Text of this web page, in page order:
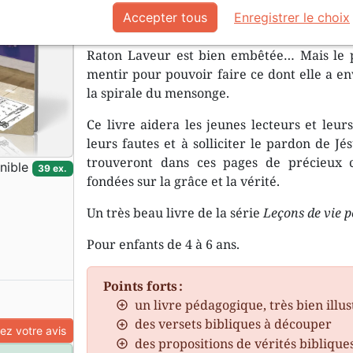
Lorsqu’elle obtient une mauvaise note
Raton Laveur est bien embêtée… Mais le
mentir pour pouvoir faire ce dont elle a
la spirale du mensonge.
Ce livre aidera les jeunes lecteurs et
leurs fautes et à solliciter le pardon de
trouveront dans ces pages de précieux
fondées sur la grâce et la vérité.
Un très beau livre de la sérieLeçons de vie
Pour enfants de 4 à 6 ans.
Points forts :
un livre pédagogique, très bien
des versets bibliques à découper
des propositions de vérités
39 ex.
votre avis
Accepter tous Enregistrer le choix